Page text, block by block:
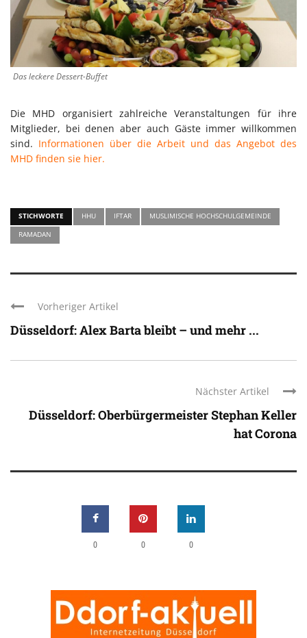
Das leckere Dessert-Buffet
Die MHD organisiert zahlreiche Veranstaltungen für ihre
Mitglieder, bei denen aber auch Gäste immer willkommen
sind. Informationen über die Arbeit und das Angebot des
MHD finden sie hier.
STICHWORTE HHU IFTAR
MUSLIMISCHE HOCHSCHULGEMEINDE
RAMADAN
Vorheriger Artikel
Düsseldorf: Alex Barta bleibt – und mehr ...
Nächster Artikel
Düsseldorf: Oberbürgermeister Stephan Keller
hat Corona
0 0 0